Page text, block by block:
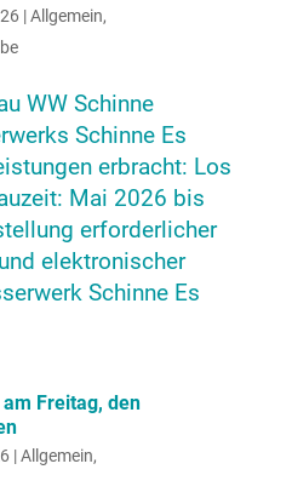
|Allgemein,
WW Schinne
Schinne Es
erbracht: Los
Mai 2026 bis
erforderlicher
elektronischer
Schinne Es
Freitag, den
|Allgemein,